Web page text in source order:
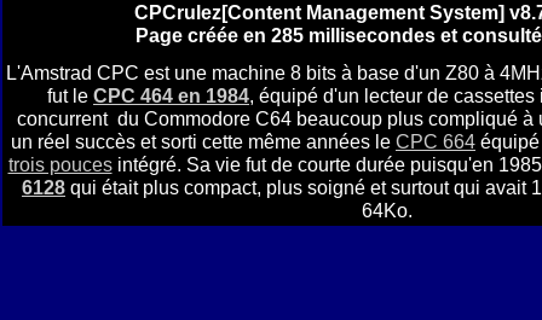
CPCrulez[Content Management System]
Page créée en 285 millisecondes et
L'Amstrad CPC est une machine 8 bits à base d'un Z80 à
fut le CPC 464 en 1984, équipé d'un lecteur de
concurrent du Commodore C64 beaucoup plus compliqué à
un réel succès et sorti cette même années le CPC 664
trois poucesintégré. Sa vie fut de courte durée puisqu'en
6128 qui était plus compact, plus soigné et surtout qui avait
64Ko.